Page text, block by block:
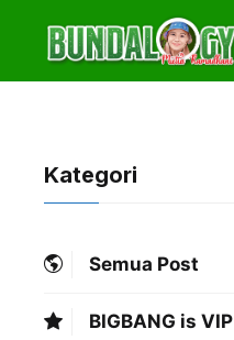
content
Kategori
Semua Post
BIGBANG is VIP